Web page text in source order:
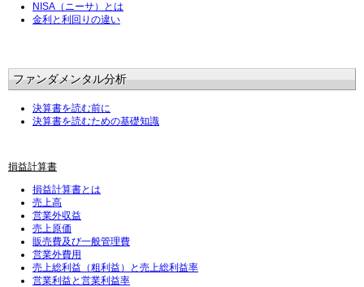
NISA（ニーサ）とは
金利と利回りの違い
ファンダメンタル分析
決算書を読む前に
決算書を読むための基礎知識
損益計算書
損益計算書とは
売上高
営業外収益
売上原価
販売費及び一般管理費
営業外費用
売上総利益（粗利益）と売上総利益率
営業利益と営業利益率